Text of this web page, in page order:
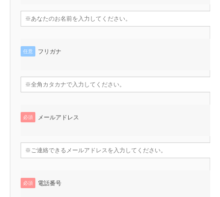
任意 フリガナ
必須 メールアドレス
必須 電話番号